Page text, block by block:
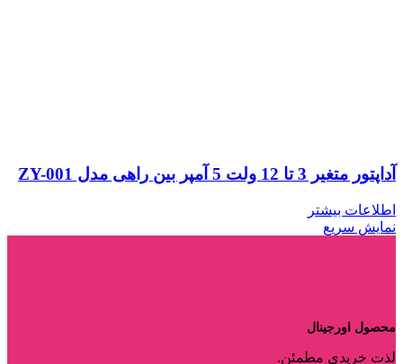
آداپتور متغیر 3 تا 12 ولت 5 آمپر بین راهی مدل ZY-001
اطلاعات بیشتر
نمایش سریع
محصول اورجینال
لذت خریدی مطمئن.